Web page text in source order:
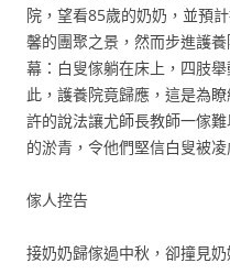
院，望看85歲的奶奶，並預
馨的團聚之景，然而步進護
幕：白叟傢躺在床上，四肢
此，護養院竟歸應，這是為
許的說法讓尤師長教師一傢
的淤青，令他們堅信白叟被凌
傢人控告
接奶奶歸傢過中秋，卻撞見